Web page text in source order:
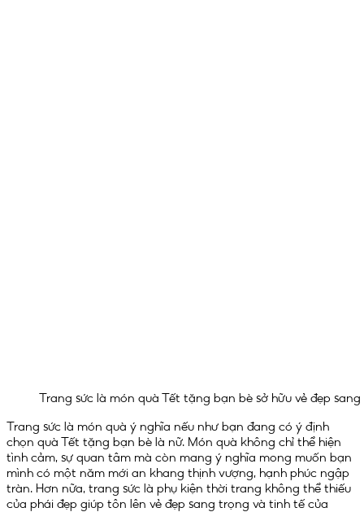
Trang sức là món quà Tết tặng bạn bè sở hữu vẻ đẹp
Trang sức là món quà ý nghĩa nếu như bạn đang có ý định
chọn quà Tết tặng bạn bè là nữ. Món quà không chỉ thể hiện
tình cảm, sự quan tâm mà còn mang ý nghĩa mong muốn bạn
mình có một năm mới an khang thịnh vượng, hạnh phúc ngập
tràn. Hơn nữa, trang sức là phụ kiện thời trang không thể thiếu
của phái đẹp giúp tôn lên vẻ đẹp sang trọng và tinh tế của